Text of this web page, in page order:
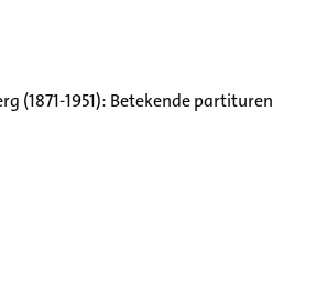
(1871-1951): Betekende partituren